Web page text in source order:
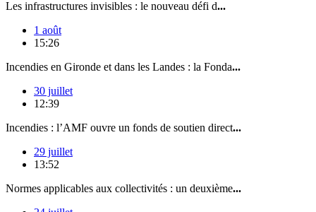
Les infrastructures invisibles : le nouveau défi d...
1 août
15:26
Incendies en Gironde et dans les Landes : la Fonda...
30 juillet
12:39
Incendies : l’AMF ouvre un fonds de soutien direct...
29 juillet
13:52
Normes applicables aux collectivités : un deuxième...